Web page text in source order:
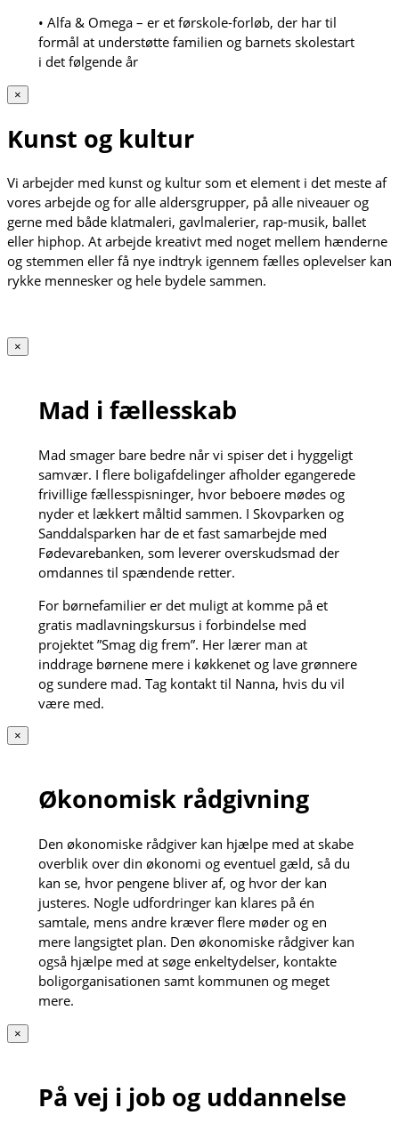
• Alfa & Omega – er et førskole-forløb, der har til
formål at understøtte familien og barnets skolestart
i det følgende år
×
Kunst og kultur
Vi arbejder med kunst og kultur som et element i det meste af
vores arbejde og for alle aldersgrupper, på alle niveauer og
gerne med både klatmaleri, gavlmalerier, rap-musik, ballet
eller hiphop. At arbejde kreativt med noget mellem hænderne
og stemmen eller få nye indtryk igennem fælles oplevelser kan
rykke mennesker og hele bydele sammen.
×
Mad i fællesskab
Mad smager bare bedre når vi spiser det i hyggeligt
samvær. I flere boligafdelinger afholder egangerede
frivillige fællesspisninger, hvor beboere mødes og
nyder et lækkert måltid sammen. I Skovparken og
Sanddalsparken har de et fast samarbejde med
Fødevarebanken, som leverer overskudsmad der
omdannes til spændende retter.
For børnefamilier er det muligt at komme på et
gratis madlavningskursus i forbindelse med
projektet ”Smag dig frem”. Her lærer man at
inddrage børnene mere i køkkenet og lave grønnere
og sundere mad. Tag kontakt til Nanna, hvis du vil
være med.
×
Økonomisk rådgivning
Den økonomiske rådgiver kan hjælpe med at skabe
overblik over din økonomi og eventuel gæld, så du
kan se, hvor pengene bliver af, og hvor der kan
justeres. Nogle udfordringer kan klares på én
samtale, mens andre kræver flere møder og en
mere langsigtet plan. Den økonomiske rådgiver kan
også hjælpe med at søge enkeltydelser, kontakte
boligorganisationen samt kommunen og meget
mere.
×
På vej i job og uddannelse